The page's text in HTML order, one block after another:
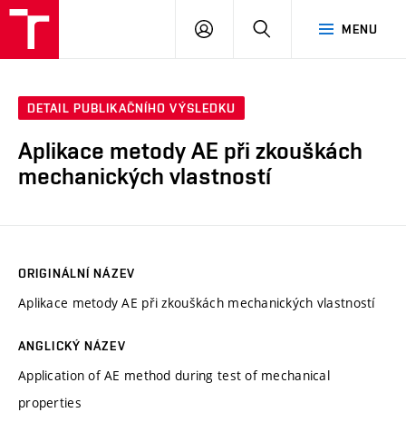
MENU
PŘIHLÁSIT
DETAIL PUBLIKAČNÍHO VÝSLEDKU
Aplikace metody AE při zkouškách
mechanických vlastností
ORIGINÁLNÍ NÁZEV
Aplikace metody AE při zkouškách mechanických vlastností
ANGLICKÝ NÁZEV
Application of AE method during test of mechanical
properties